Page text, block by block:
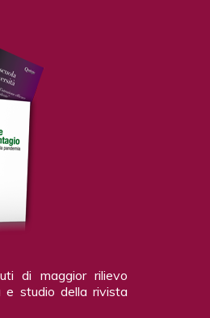
di maggior rilievo
studio della rivista